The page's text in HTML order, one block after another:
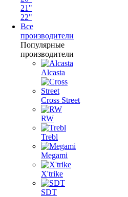
21"
22"
Все
производители
Популярные
производители
Alcasta
Cross Street
RW
Trebl
Megami
X'trike
SDT